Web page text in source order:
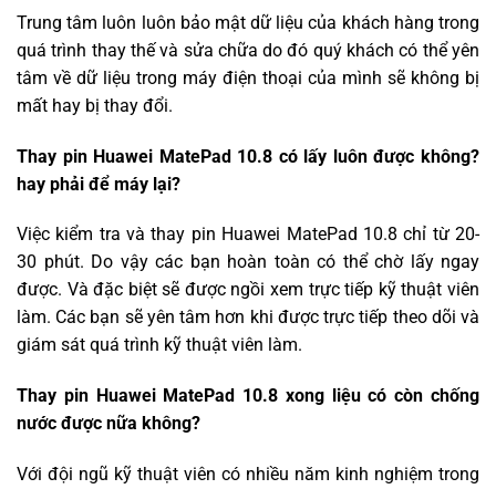
Trung tâm luôn luôn bảo mật dữ liệu của khách hàng trong
quá trình thay thế và sửa chữa do đó quý khách có thể yên
tâm về dữ liệu trong máy điện thoại của mình sẽ không bị
mất hay bị thay đổi.
Thay pin Huawei MatePad 10.8 có lấy luôn được không?
hay phải để máy lại?
Việc kiểm tra và thay pin Huawei MatePad 10.8 chỉ từ 20-
30 phút. Do vậy các bạn hoàn toàn có thể chờ lấy ngay
được. Và đặc biệt sẽ được ngồi xem trực tiếp kỹ thuật viên
làm. Các bạn sẽ yên tâm hơn khi được trực tiếp theo dõi và
giám sát quá trình kỹ thuật viên làm.
Thay pin Huawei MatePad 10.8 xong liệu có còn chống
nước được nữa không?
Với đội ngũ kỹ thuật viên có nhiều năm kinh nghiệm trong